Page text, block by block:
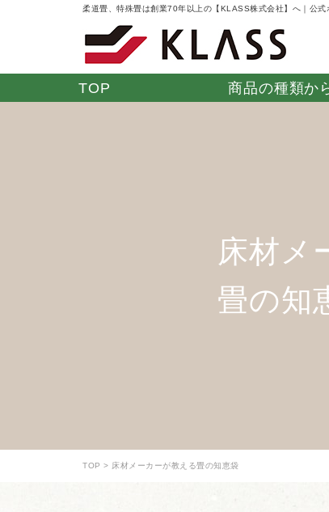
柔道畳、特殊畳は創業70年以上の【KLASS株式会社】へ｜公式
TOP 商品の種類か
湯上がりたたみ
ジムパッド 緩衝畳
床材メ
畳の知
TOP 床材メーカーが教える畳の知恵袋